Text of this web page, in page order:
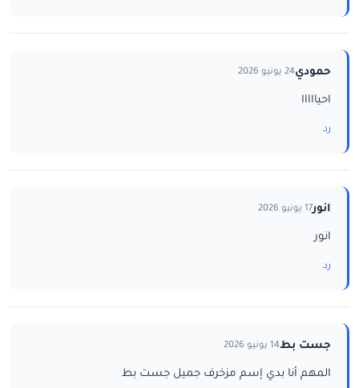
حمودي24 يونيو 2026
احيااااا
رد
انور17 يونيو 2026
انور
رد
جست بط14 يونيو 2026
المهم أنا بدي إسم مزخرف جميل جست بط